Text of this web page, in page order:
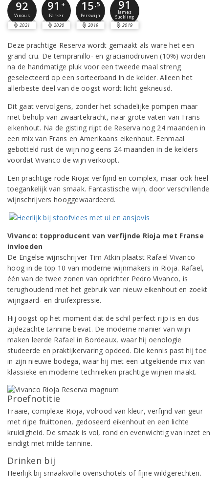
92
Vinous
2021
91 +
Parker
2020
15 ,5
Perswijn
2019
91
James
Suckling
2019
Deze prachtige Reserva wordt gemaakt als ware het een
grand cru. De tempranillo- en gracianodruiven (10%) worden
na de handmatige pluk voor een tweede maal streng
geselecteerd op een sorteerband in de kelder. Alleen het
allerbeste deel van de oogst wordt licht gekneusd.
Dit gaat vervolgens, zonder het schadelijke pompen maar
met behulp van zwaartekracht, naar grote vaten van Frans
eikenhout. Na de gisting rijpt de Reserva nog 24 maanden in
een mix van Frans en Amerikaans eikenhout. Eenmaal
gebotteld rust de wijn nog eens 24 maanden in de kelders
voordat Vivanco de wijn verkoopt.
Een prachtige rode Rioja: verfijnd en complex, maar ook heel
toegankelijk van smaak. Fantastische wijn, door verschillende
wijnschrijvers hooggewaardeerd.
Vivanco: topproducent van verfijnde Rioja met Franse
invloeden
De Engelse wijnschrijver Tim Atkin plaatst Rafael Vivanco
hoog in de top 10 van moderne wijnmakers in Rioja. Rafael,
één van de twee zonen van oprichter Pedro Vivanco, is
terughoudend met het gebruik van nieuw eikenhout en zoekt
wijngaard- en druifexpressie.
Hij oogst op het moment dat de schil perfect rijp is en dus
zijdezachte tannine bevat. De moderne manier van wijn
maken leerde Rafael in Bordeaux, waar hij oenologie
studeerde en praktijkervaring opdeed. Die kennis past hij toe
in zijn nieuwe bodega, waar hij met een uitgekiende mix van
klassieke en moderne technieken prachtige wijnen maakt.
Proefnotitie
Fraaie, complexe Rioja, volrood van kleur, verfijnd van geur
met rijpe fruittonen, gedoseerd eikenhout en een lichte
kruidigheid. De smaak is vol, rond en evenwichtig van inzet en
eindigt met milde tannine.
Drinken bij
Heerlijk bij smaakvolle ovenschotels of fijne wildgerechten.